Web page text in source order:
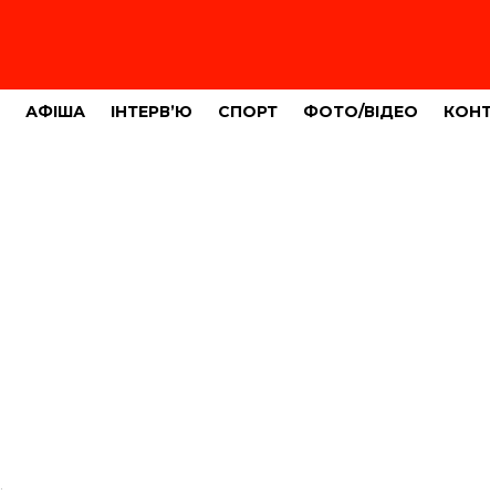
АФІША ІНТЕРВ’Ю СПОРТ ФОТО/ВІДЕО